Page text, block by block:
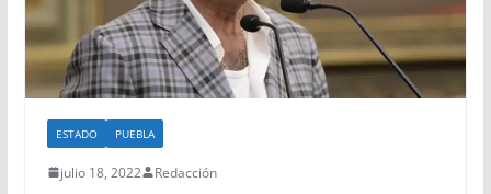
ESTADO PUEBLA
julio 18, 2022 Redacción